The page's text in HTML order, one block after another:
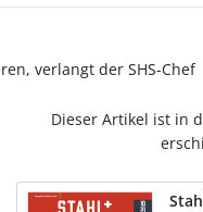
verlangt der SHS-Chef
Dieser Artikel ist in